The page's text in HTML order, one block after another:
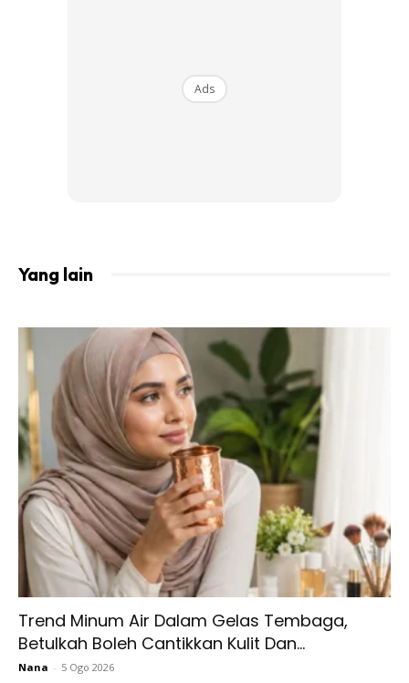
Kalau anda rasa kulit anda terasa seperti terbakar dan
Sapukan krim yang boleh mengurangkan iritasi sebelum
Ads
Yang lain
Trend Minum Air Dalam Gelas Tembaga,
Betulkah Boleh Cantikkan Kulit Dan...
Nana - 5 Ogo 2026